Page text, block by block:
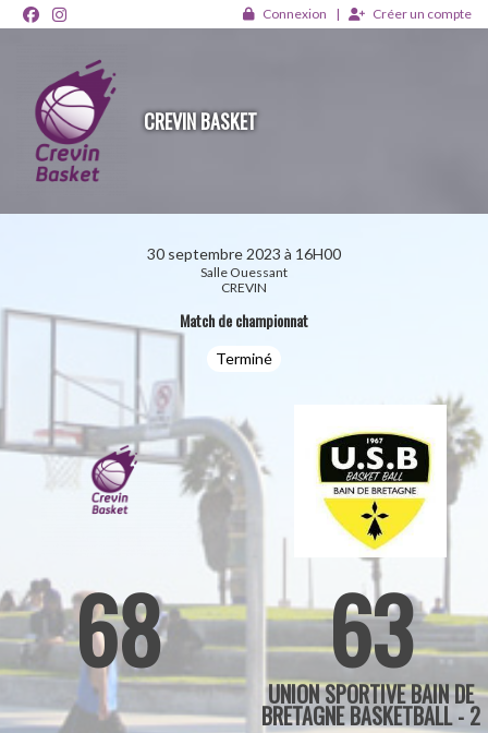
Connexion Créer un compte
CREVIN BASKET
30 septembre 2023 à 16H00
Salle Ouessant
CREVIN
Match de championnat
Terminé
68 63
UNION SPORTIVE BAIN DE
BRETAGNE BASKETBALL - 2
Panneau de gestion des cookies